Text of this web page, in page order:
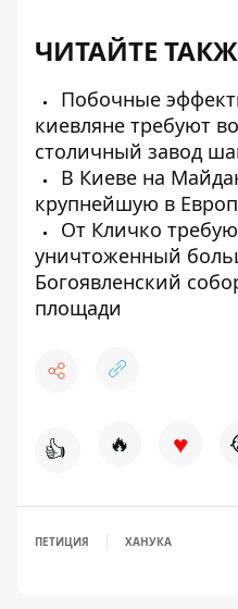
ЧИТАЙТЕ
Побочные
киевляне требуют
столичный завод
В Киеве на
крупнейшую в
От Кличко
уничтоженный
Богоявленский
площади
👍 🔥 ♥
ПЕТИЦИЯ ХАНУКА